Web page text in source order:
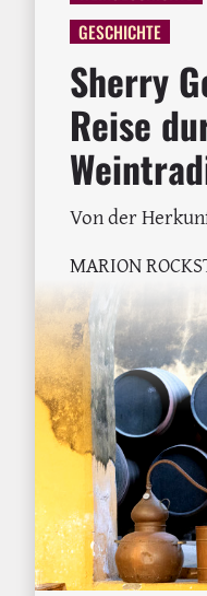
GESCHICHTE
Sherry
Reise
Von der
MARION